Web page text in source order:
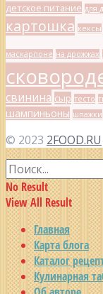
детское питание для
картошка кексы
маскарпоне на дрожжах
свинина сыр тесто
шампиньоны шпажки
© 2023 2FOOD.RU
No Result
View All Result
Главная
Карта блога
Каталог
Кулинарная